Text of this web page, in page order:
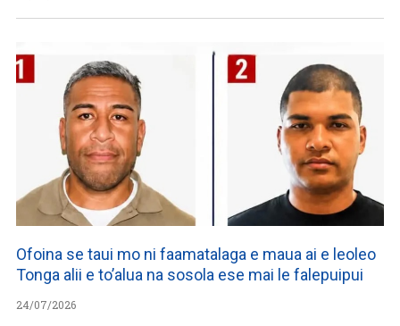
Ofoina se taui mo ni faamatalaga e maua ai e leoleo
Tonga alii e to’alua na sosola ese mai le falepuipui
24/07/2026